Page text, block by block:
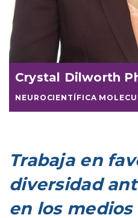
Crystal Dilworth
NEUROCIENTÍFICA
Trabaja en
diversidad
en los medios